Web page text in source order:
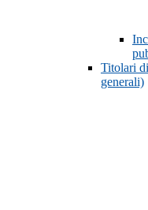
Titolari
generali)